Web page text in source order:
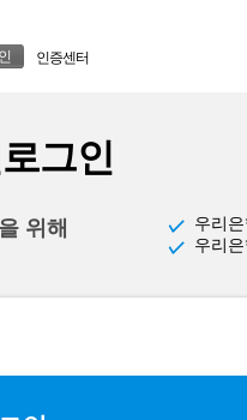
인증센터
그인
위해
우리
우리